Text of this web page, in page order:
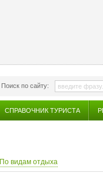
Поиск по сайту:
СПРАВОЧНИК ТУРИСТА
По видам отдыха